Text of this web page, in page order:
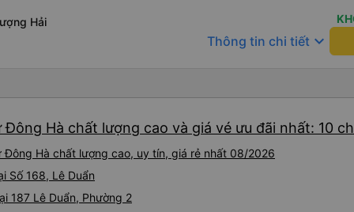
Hải
quay lại, điều này có thể
vì điểm trả khách chỉ ở
không phải ở nhà tôi :) Ưu
đánh giá 4.5 sao cho cả
mang đến nhiều tiện ích
tô của HK Buslines khá ổn.
Thông tin chi tiết keyboard_arrow_down
Hà chất lượng cao và giá vé ưu đãi nhất: 10
Hà chất lượng cao, uy tín, giá rẻ nhất 08/2026
Số 168, Lê Duẩn
187 Lê Duẩn, Phường 2